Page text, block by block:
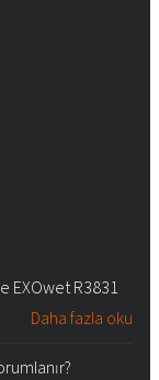
EXOwet R3831
Daha fazla oku